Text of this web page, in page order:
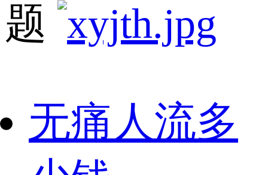
题
无痛人流多